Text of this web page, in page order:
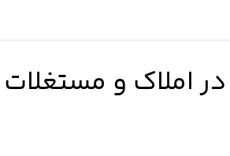
املاک و مستغلات